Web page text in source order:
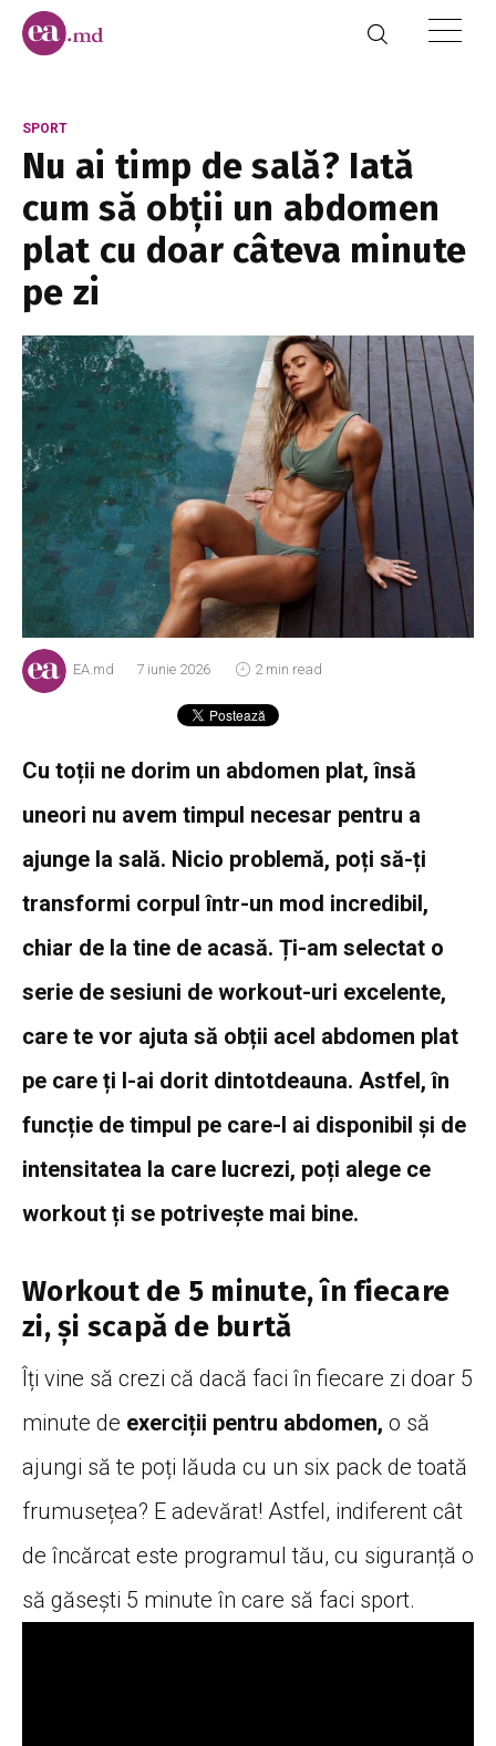
SPORT
Nu ai timp de sală? Iată
cum să obții un abdomen
plat cu doar câteva minute
pe zi
EA.md 7 iunie 2026 2 min read
Cu toții ne dorim un abdomen plat, însă
uneori nu avem timpul necesar pentru a
ajunge la sală. Nicio problemă, poți să-ți
transformi corpul într-un mod incredibil,
chiar de la tine de acasă. Ți-am selectat o
serie de sesiuni de workout-uri excelente,
care te vor ajuta să obții acel abdomen plat
pe care ți l-ai dorit dintotdeauna. Astfel, în
funcție de timpul pe care-l ai disponibil și de
intensitatea la care lucrezi, poți alege ce
workout ți se potrivește mai bine.
Workout de 5 minute, în fiecare
zi, și scapă de burtă
Îți vine să crezi că dacă faci în fiecare zi doar 5
minute de exerciții pentru abdomen, o să
ajungi să te poți lăuda cu un six pack de toată
frumusețea? E adevărat! Astfel, indiferent cât
de încărcat este programul tău, cu siguranță o
să găsești 5 minute în care să faci sport.